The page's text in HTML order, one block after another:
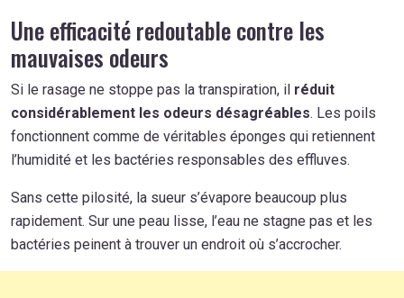
Une efficacité redoutable contre les
mauvaises odeurs
Si le rasage ne stoppe pas la transpiration, il réduit
considérablement les odeurs désagréables. Les poils
fonctionnent comme de véritables éponges qui retiennent
l’humidité et les bactéries responsables des effluves.
Sans cette pilosité, la sueur s’évapore beaucoup plus
rapidement. Sur une peau lisse, l’eau ne stagne pas et les
bactéries peinent à trouver un endroit où s’accrocher.